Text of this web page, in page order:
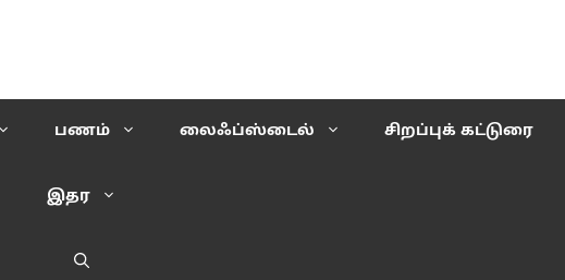
பணம் லைஃப்ஸ்டைல் சிறப்புக் கட்டுரை
இதர